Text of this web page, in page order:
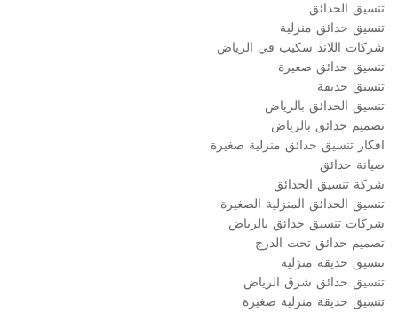
تنسيق الحدائق
تنسيق حدائق منزلية
شركات اللاند سكيب في الرياض
تنسيق حدائق صغيرة
تنسيق حديقة
تنسيق الحدائق بالرياض
تصميم حدائق بالرياض
افكار تنسيق حدائق منزلية صغيرة
صيانة حدائق
شركة تنسيق الحدائق
تنسيق الحدائق المنزلية الصغيرة
شركات تنسيق حدائق بالرياض
تصميم حدائق تحت الدرج
تنسيق حديقة منزلية
تنسيق حدائق شرق الرياض
تنسيق حديقة منزلية صغيرة